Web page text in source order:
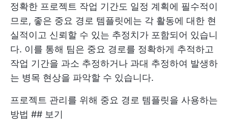
정확한 프로젝트 작업 기간도 일정 계획에 필수적이
므로, 좋은 중요 경로 템플릿에는 각 활동에 대한 현
실적이고 신뢰할 수 있는 추정치가 포함되어 있습니
다. 이를 통해 팀은 중요 경로를 정확하게 추적하고
작업 기간을 과소 추정하거나 과대 추정하여 발생하
는 병목 현상을 파악할 수 있습니다.
프로젝트 관리를 위해 중요 경로 템플릿을 사용하는
방법 ## 보기